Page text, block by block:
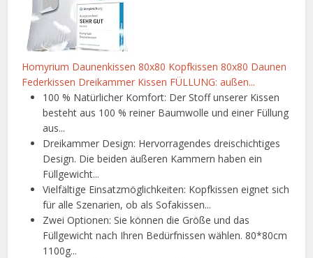
Homyrium Daunenkissen 80x80 Kopfkissen 80x80 Daunen
Federkissen Dreikammer Kissen FÜLLUNG: außen...
100 % Natürlicher Komfort: Der Stoff unserer Kissen
besteht aus 100 % reiner Baumwolle und einer Füllung
aus...
Dreikammer Design: Hervorragendes dreischichtiges
Design. Die beiden äußeren Kammern haben ein
Füllgewicht...
Vielfältige Einsatzmöglichkeiten: Kopfkissen eignet sich
für alle Szenarien, ob als Sofakissen...
Zwei Optionen: Sie können die Größe und das
Füllgewicht nach Ihren Bedürfnissen wählen. 80*80cm
1100g...